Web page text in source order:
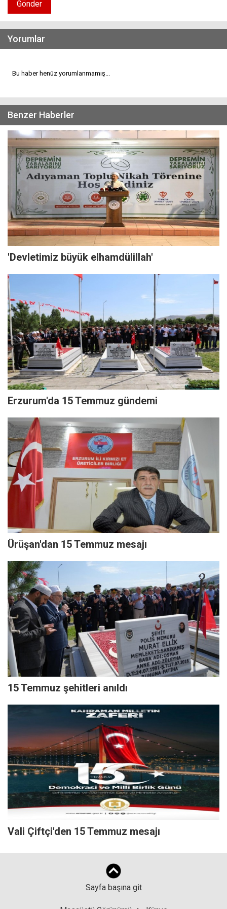
Gönder
Yorumlar
Bu haber henüz yorumlanmamış...
Benzer Haberler
'Devletimiz büyük elhamdülillah'
Erzurum'da 15 Temmuz gündemi
Ürüşan'dan 15 Temmuz mesajı
15 Temmuz şehitleri anıldı
Vali Çiftçi'den 15 Temmuz mesajı
Sayfa başına git